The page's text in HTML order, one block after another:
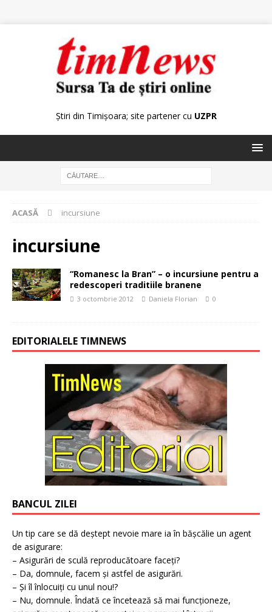
Știri din Timișoara; site partener cu UZPR
ACASĂ incursiune
incursiune
“Romanesc la Bran” – o incursiune pentru a
redescoperi traditiile branene
3 octombrie 2012 Daniela Florian 0
EDITORIALELE TIMNEWS
BANCUL ZILEI
Un tip care se dă deștept nevoie mare ia în bășcălie un agent
de asigurare:
– Asigurări de sculă reproducătoare faceți?
– Da, domnule, facem și astfel de asigurări.
– Și îl înlocuiți cu unul nou!?
– Nu, domnule. Îndată ce încetează să mai funcționeze,